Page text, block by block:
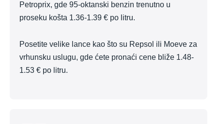
Petroprix, gde 95-oktanski benzin trenutno u
proseku košta 1.36-1.39 € po litru.
Posetite velike lance kao što su Repsol ili Moeve za
vrhunsku uslugu, gde ćete pronaći cene bliže 1.48-
1.53 € po litru.